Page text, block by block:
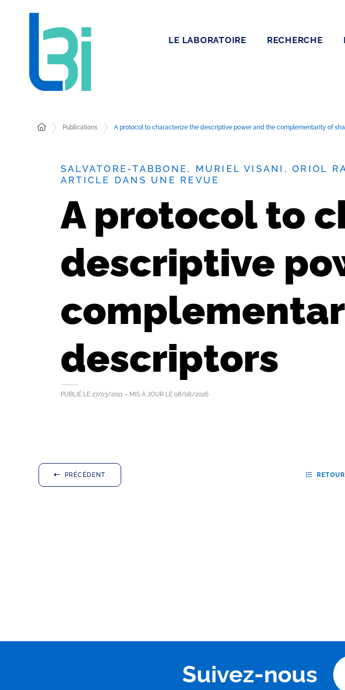
LE LABORATOIRE RECHERCHE
Publications A protocol to characterize the descriptive power and the complementarity of
SALVATORE-TABBONE, MURIEL VISANI, ORIOL
ARTICLE DANS UNE REVUE
A protocol to
descriptive
descriptors
PUBLIÉ LE 27/03/2011 – MIS À JOUR LE 08/08/2026
PRÉCÉDENT
Suivez-nous